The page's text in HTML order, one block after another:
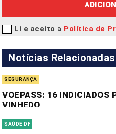
Li e aceito a Política de
Notícias Relacionadas
SEGURANÇA
VOEPASS: 16 INDICIADOS
VINHEDO
SAÚDE DF